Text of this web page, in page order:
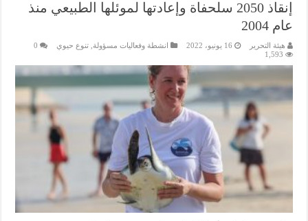
إنقاذ 2050 سلحفاة وإعادتها لموئلها الطبيعي منذ
عام 2004
هيئة التحرير 16 يونيو، 2022 انشطة وفعاليات مسؤولة تنوع حيوي
0
1,593